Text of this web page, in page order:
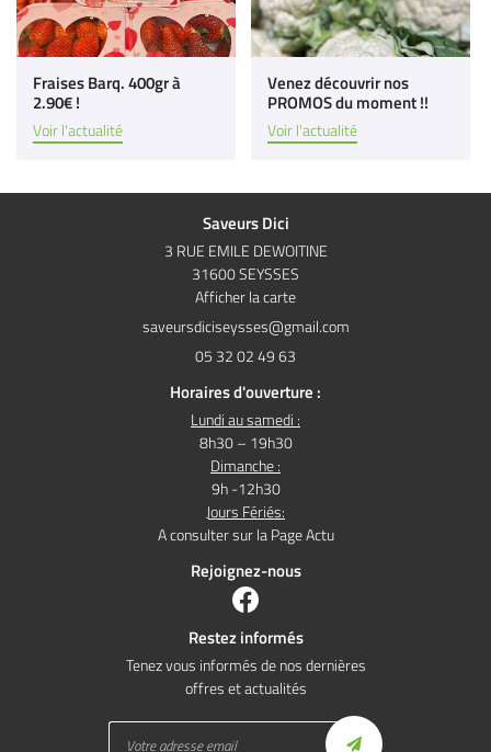
& Exclu
Contact
Fraises Barq. 400gr à
2.90€ !
Voir l'actualité
Venez découvrir nos
PROMOS du moment !!
Voir l'actualité
Saveurs Dici
3 RUE EMILE DEWOITINE
31600 SEYSSES
Afficher la carte
05 32 02 49 63
Horaires d'ouverture :
Lundi au samedi :
8h30 – 19h30
Dimanche :
9h -12h30
Jours Fériés:
A consulter sur la Page Actu
Rejoignez-nous
Restez informés
Tenez vous informés de nos dernières
offres et actualités